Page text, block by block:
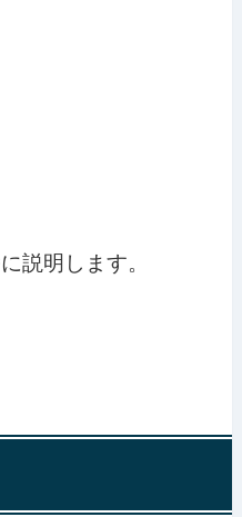
説明します。